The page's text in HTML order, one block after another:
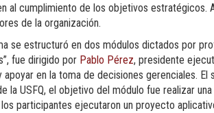
al cumplimiento de los objetivos estratégicos.
de la organización.
se estructuró en dos módulos dictados por
fue dirigido por Pablo Pérez, presidente
apoyar en la toma de decisiones gerenciales. El
la USFQ, el objetivo del módulo fue realizar
participantes ejecutaron un proyecto